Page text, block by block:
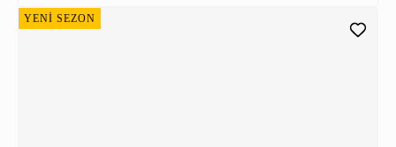
YENİ SEZON